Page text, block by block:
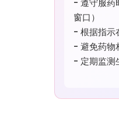
窗口）
- 根据指示
- 避免药物
- 定期监测